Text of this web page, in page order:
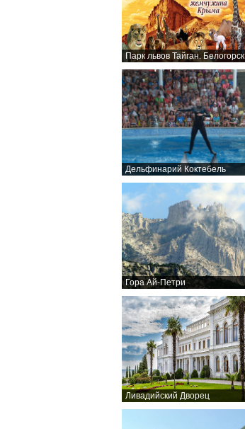
Парк львов Тайган. Белогорск
Дельфинарий Коктебель
Гора Ай-Петри
Ливадийский Дворец